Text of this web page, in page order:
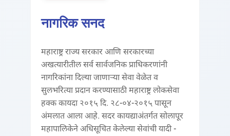
नागरिक सनद
महाराष्ट्र राज्य सरकार आणि सरकारच्या
अखत्यारीतील सर्व सार्वजनिक प्राधिकरणांनी
नागरिकांना दिल्या जाणाऱ्या सेवा वेळेत व
सुलभरित्या प्रदान करण्यासाठी महाराष्ट्र लोकसेवा
हक्क कायदा २०१५ दि. २८-०४-२०१५ पासून
अंमलात आला आहे. सदर कायद्याअंतर्गत सोलापूर
महापालिकेने अधिसूचित केलेल्या सेवांची यादी -